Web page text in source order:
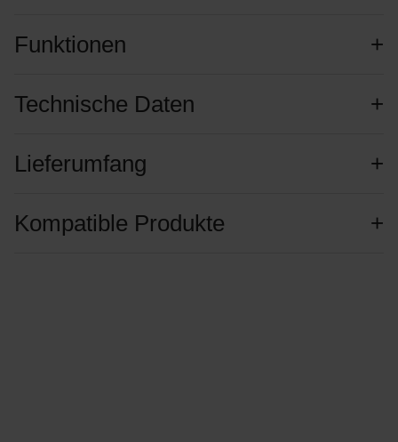
Funktionen
Technische Daten
Lieferumfang
Kompatible Produkte